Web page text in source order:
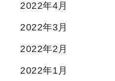
2022年4月
2022年3月
2022年2月
2022年1月